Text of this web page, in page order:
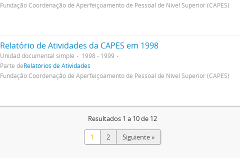
Fundação Coordenação de Aperfeiçoamento de Pessoal de Nível Superior (CAPES)
Relatório de Atividades da CAPES em 1998
Unidad documental simple
1998 - 1999
Parte deRelatórios de Atividades
Fundação Coordenação de Aperfeiçoamento de Pessoal de Nível Superior (CAPES)
Resultados 1 a 10 de 12
1 2 Siguiente »